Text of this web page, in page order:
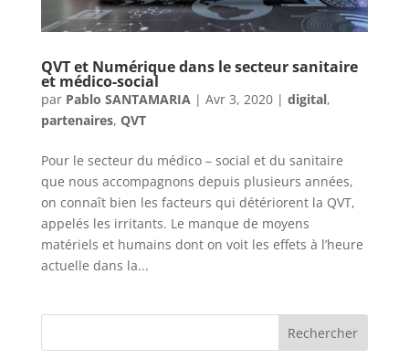
QVT et Numérique dans le secteur sanitaire
et médico-social
par Pablo SANTAMARIA| Avr 3, 2020| digital,
partenaires, QVT
Pour le secteur du médico – social et du sanitaire
que nous accompagnons depuis plusieurs années,
on connaît bien les facteurs qui détériorent la QVT,
appelés les irritants. Le manque de moyens
matériels et humains dont on voit les effets à l’heure
actuelle dans la...
Rechercher